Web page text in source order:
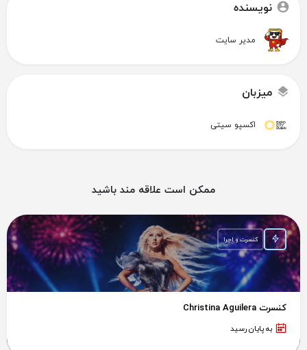
نویسنده
مدیر سایت
میزبان
اکسپو سیتی
ممکن است علاقه مند باشید
کنسرت Christina Aguilera
به پایان رسید
کنسرت و اجرا